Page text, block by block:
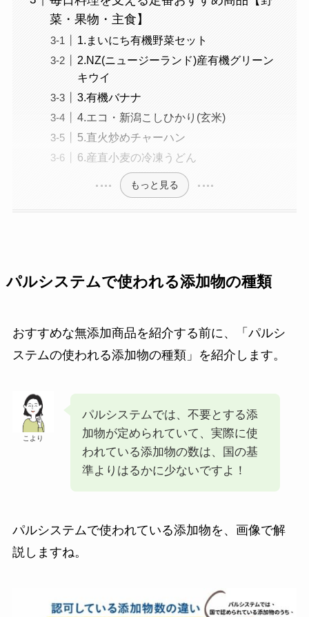
菜・果物・主食】
1.まいにち有機野菜セット
2.NZ(ニュージーランド)産有機グリーン
キウイ
3.有機バナナ
4.エコ・新潟こしひかり(玄米)
5.直火炒めチャーハン
6.産直小麦の冷凍うどん
もっと見る
パルシステムで使われる添加物の種類
おすすめな無添加商品を紹介する前に、「パルシ
ステムの使われる添加物の種類」を紹介します。
こより
パルシステムでは、不要とする添
加物が定められていて、実際に使
われている添加物の数は、国の基
準よりはるかに少ないですよ！
パルシステムで使われている添加物を、画像で解
説しますね。